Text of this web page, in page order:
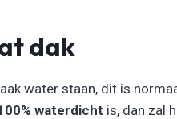
dak
water staan, dit is
waterdicht is, dan zal